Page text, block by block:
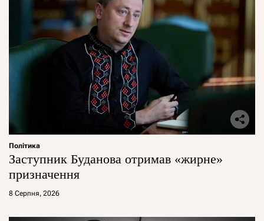
Політика
Заступник Буданова отримав «жирне»
призначення
8 Серпня, 2026